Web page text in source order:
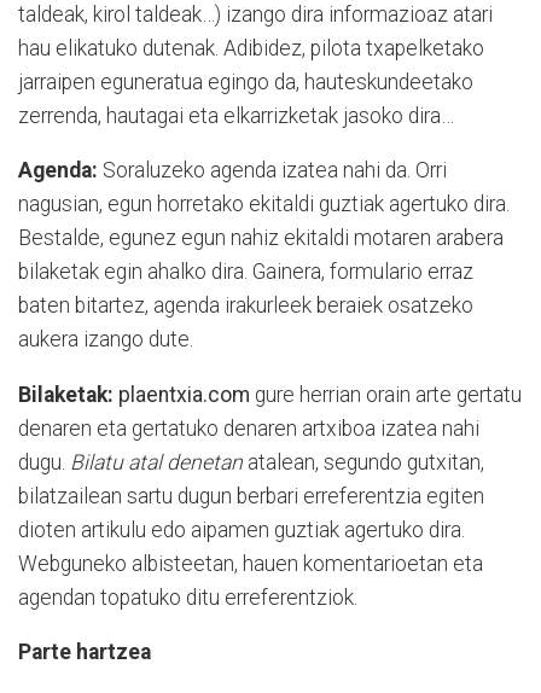
taldeak, kirol taldeak…) izango dira informazioaz atari
hau elikatuko dutenak. Adibidez, pilota txapelketako
jarraipen eguneratua egingo da, hauteskundeetako
zerrenda, hautagai eta elkarrizketak jasoko dira…
Agenda: Soraluzeko agenda izatea nahi da. Orri
nagusian, egun horretako ekitaldi guztiak agertuko dira.
Bestalde, egunez egun nahiz ekitaldi motaren arabera
bilaketak egin ahalko dira. Gainera, formulario erraz
baten bitartez, agenda irakurleek beraiek osatzeko
aukera izango dute.
Bilaketak: plaentxia.com gure herrian orain arte gertatu
denaren eta gertatuko denaren artxiboa izatea nahi
dugu. Bilatu atal denetan atalean, segundo gutxitan,
bilatzailean sartu dugun berbari erreferentzia egiten
dioten artikulu edo aipamen guztiak agertuko dira.
Webguneko albisteetan, hauen komentarioetan eta
agendan topatuko ditu erreferentziok.
Parte hartzea